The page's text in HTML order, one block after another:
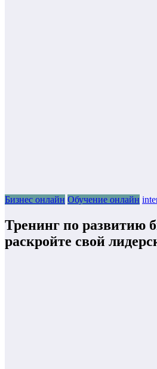
Бизнес онлайн Обучение онлайн
Тренинг по развитию
раскройте свой